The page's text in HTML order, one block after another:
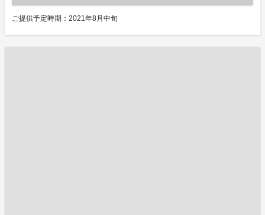
ご提供予定時期：2021年8月中旬